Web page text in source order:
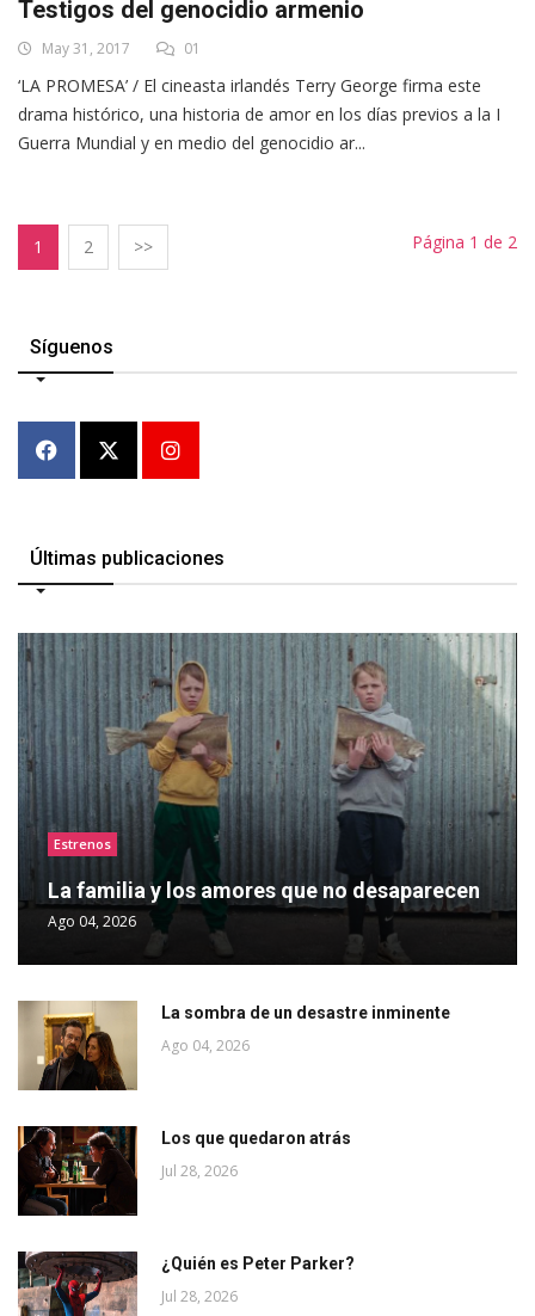
Testigos del genocidio armenio
May 31, 2017 01
‘LA PROMESA’ / El cineasta irlandés Terry George firma este
drama histórico, una historia de amor en los días previos a la I
Guerra Mundial y en medio del genocidio ar...
1 2 >> Página 1 de 2
Síguenos
Últimas publicaciones
Estrenos
La familia y los amores que no desaparecen
Ago 04, 2026
La sombra de un desastre inminente
Ago 04, 2026
Los que quedaron atrás
Jul 28, 2026
¿Quién es Peter Parker?
Jul 28, 2026